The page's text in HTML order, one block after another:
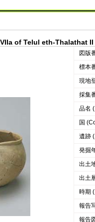
of Telul eth-Thalathat II
図版
標本
現地
採集
品名
国
遺跡
発掘
出土
出土
時期
報告
報告